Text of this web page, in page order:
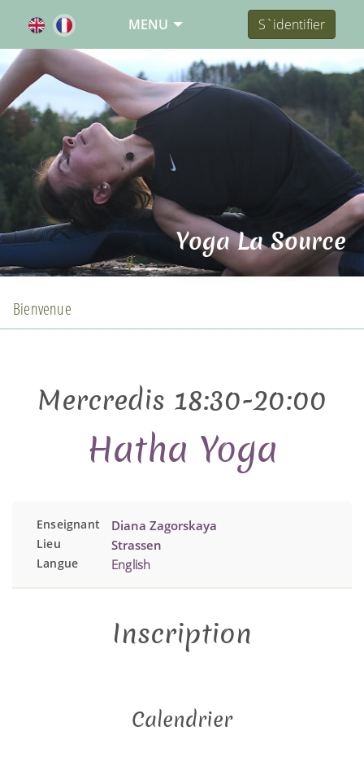
MENU S`identifier
Yoga La Source
Bienvenue
Mercredis 18:30-20:00
Hatha Yoga
Enseignant Diana Zagorskaya
Lieu Strassen
Langue English
Inscription
Calendrier